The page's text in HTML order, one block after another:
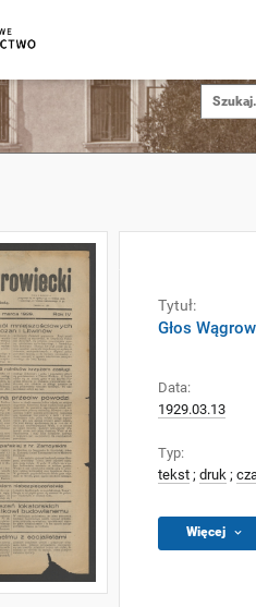
Tytuł:
Głos
Data:
1929.03.13
Typ:
tekst ; druk ;
Więcej